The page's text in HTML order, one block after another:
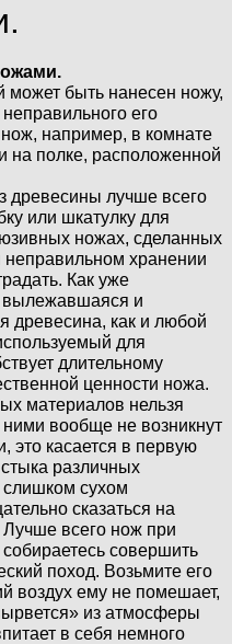
быть нанесен ножу,
его
например, в комнате
полке, расположенной
древесины лучше всего
или шкатулку для
ножах, сделанных
неправильном хранении
Как уже
вылежавшаяся и
древесина, как и любой
для
длительному
ценности ножа.
материалов нельзя
ними вообще не возникнут
это касается в первую
различных
сухом
сказаться на
Лучше всего нож при
совершить
поход. Возьмите его
воздух ему не помешает,
из атмосферы
в себя немного